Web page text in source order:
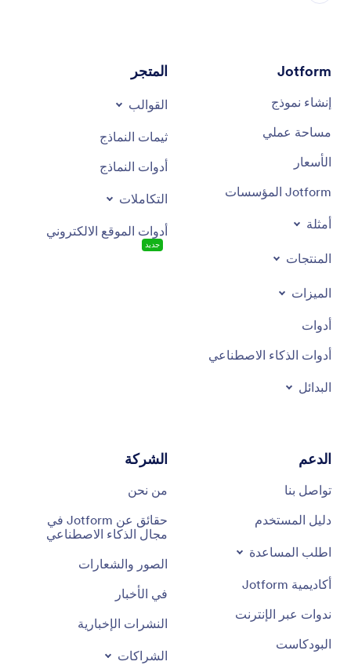
Jotform
إنشاء نموذج
مساحة عملي
الأسعار
Jotform المؤسسات
أمثلة
المنتجات
الميزات
أدوات
أدوات الذكاء الاصطناعي
البدائل
المتجر
القوالب
ثيمات النماذج
أدوات النماذج
التكاملات
أدوات الموقع الالكتروني
جديد
الدعم
تواصل بنا
دليل المستخدم
اطلب المساعدة
أكاديمية Jotform
ندوات عبر الإنترنت
البودكاست
الشركة
من نحن
حقائق عن Jotform في
مجال الذكاء الاصطناعي
الصور والشعارات
في الأخبار
النشرات الإخبارية
الشراكات